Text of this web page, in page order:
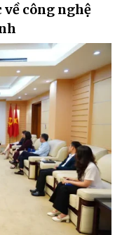
về công nghệ